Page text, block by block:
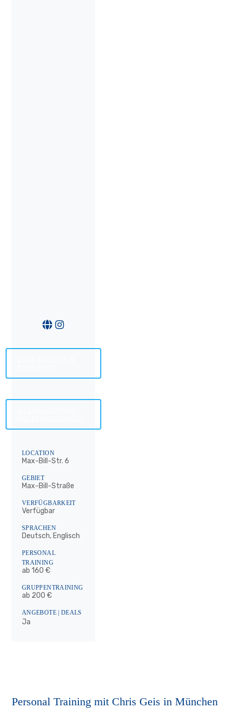
LOCATION
Max-Bill-Str. 6
GEBIET
Max-Bill-Straße
VERFÜGBARKEIT
Verfügbar
SPRACHEN
Deutsch, Englisch
PERSONAL
TRAINING
ab 160 €
GRUPPENTRAINING
ab 200 €
ANGEBOTE | DEALS
Ja
Personal Training mit Chris Geis in München